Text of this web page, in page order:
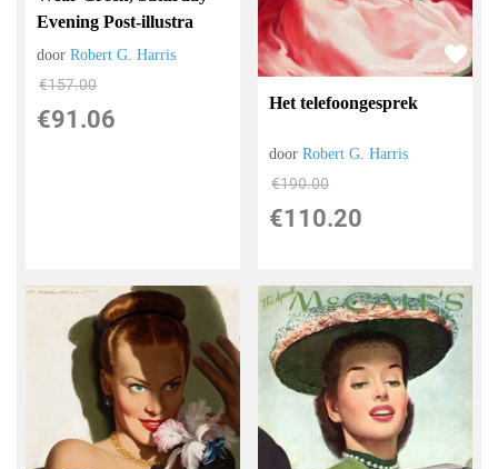
Evening Post-illustra
doorRobert G. Harris
€157.00
€91.06
Het telefoongesprek
doorRobert G. Harris
€190.00
€110.20